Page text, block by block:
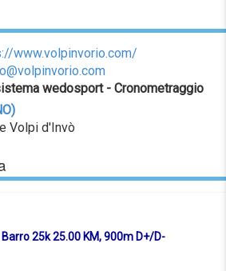
www.volpinvorio.com/
wedosport - Cronometraggio
Volpi d'Invò
25k 25.00 KM, 900m D+/D-